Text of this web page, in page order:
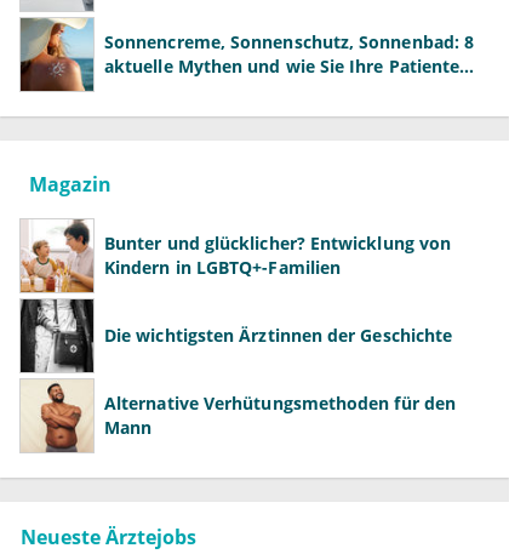
Sonnencreme, Sonnenschutz, Sonnenbad: 8
aktuelle Mythen und wie Sie Ihre Patienten
Magazin
Bunter und glücklicher? Entwicklung von
Kindern in LGBTQ+-Familien
Die wichtigsten Ärztinnen der Geschichte
Alternative Verhütungsmethoden für den
Mann
Neueste Ärztejobs